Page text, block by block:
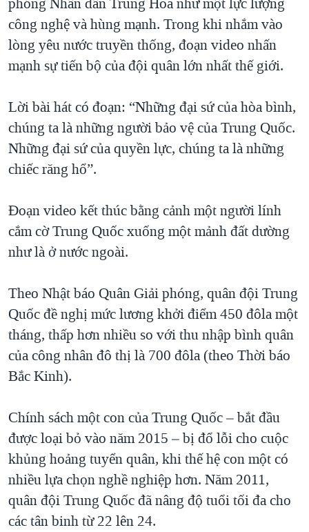
công nghệ và hùng mạnh. Trong khi nhắm vào
lòng yêu nước truyền thống, đoạn video nhấn
mạnh sự tiến bộ của đội quân lớn nhất thế giới.
Lời bài hát có đoạn: “Những đại sứ của hòa bình,
chúng ta là những người bảo vệ của Trung Quốc.
Những đại sứ của quyền lực, chúng ta là những
chiếc răng hổ”.
Đoạn video kết thúc bằng cảnh một người lính
cắm cờ Trung Quốc xuống một mảnh đất dường
như là ở nước ngoài.
Theo Nhật báo Quân Giải phóng, quân đội Trung
Quốc đề nghị mức lương khởi điểm 450 đôla một
tháng, thấp hơn nhiều so với thu nhập bình quân
của công nhân đô thị là 700 đôla (theo Thời báo
Bắc Kinh).
Chính sách một con của Trung Quốc – bắt đầu
được loại bỏ vào năm 2015 – bị đổ lỗi cho cuộc
khủng hoảng tuyển quân, khi thế hệ con một có
nhiều lựa chọn nghề nghiệp hơn. Năm 2011,
quân đội Trung Quốc đã nâng độ tuổi tối đa cho
các tân binh từ 22 lên 24.